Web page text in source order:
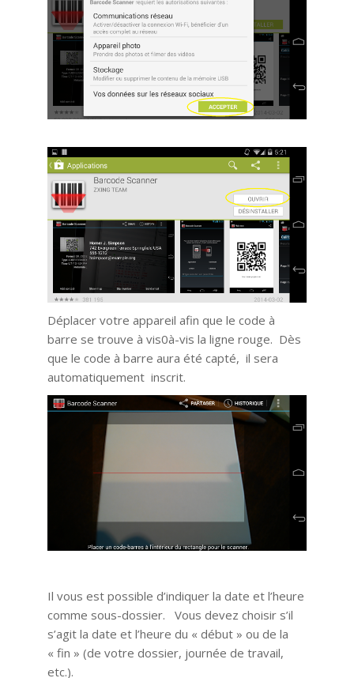
Déplacer votre appareil afin que le code à
barre se trouve à vis0à-vis la ligne rouge. Dès
que le code à barre aura été capté, il sera
automatiquement inscrit.
Il vous est possible d’indiquer la date et l’heure
comme sous-dossier. Vous devez choisir s’il
s’agit la date et l’heure du « début » ou de la
« fin » (de votre dossier, journée de travail,
etc.).